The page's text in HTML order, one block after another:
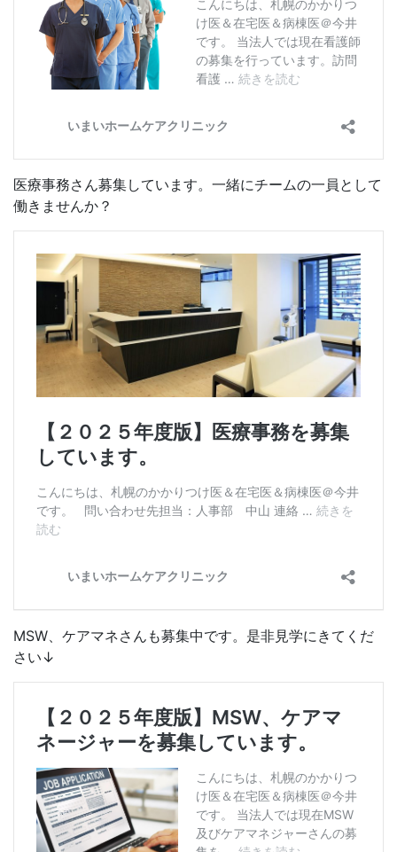
医療事務さん募集しています。一緒にチームの一員として
働きませんか？
MSW、ケアマネさんも募集中です。是非見学にきてくだ
さい↓